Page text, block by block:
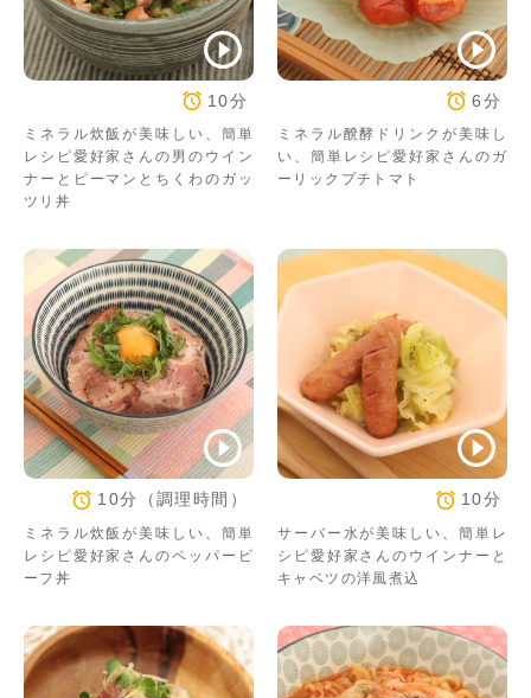
10分
ミネラル炊飯が美味しい、簡単
レシピ愛好家さんの男のウイン
ナーとピーマンとちくわのガッ
ツリ丼
6分
ミネラル醗酵ドリンクが美味し
い、簡単レシピ愛好家さんのガ
ーリックプチトマト
10分（調理時間）
ミネラル炊飯が美味しい、簡単
レシピ愛好家さんのペッパービ
ーフ丼
10分
サーバー水が美味しい、簡単レ
シピ愛好家さんのウインナーと
キャベツの洋風煮込